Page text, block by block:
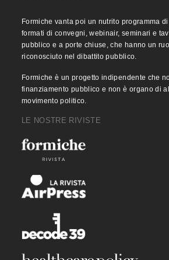
Formiche vanta poi un nutrito programma
formati di convegni, webinair, seminari e
pubblico e a porte chiuse, che hanno un
riconosciuto nel dibattito pubblico.
Formiche è un progetto indipendente che
finanziamento pubblico e non è organo di
movimento politico.
LE NOSTRE RIVISTE